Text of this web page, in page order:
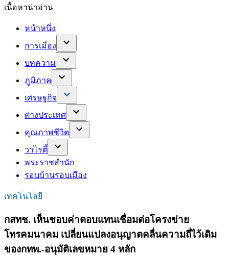
เนื้อหาน่าอ่าน
หน้าหนึ่ง
การเมือง
บทความ
ภูมิภาค
เศรษฐกิจ
ต่างประเทศ
คุณภาพชีวิต
วาไรตี้
พระราชสำนัก
รอบบ้านรอบเมือง
เทคโนโลยี
กสทช. เห็นชอบค่าตอบแทนเชื่อมต่อโครงข่าย
โทรคมนาคม เปลี่ยนแปลงอนุญาตคลื่นความถี่ไว้เดิม
ของกทพ.-อนุมัติเลขหมาย 4 หลัก